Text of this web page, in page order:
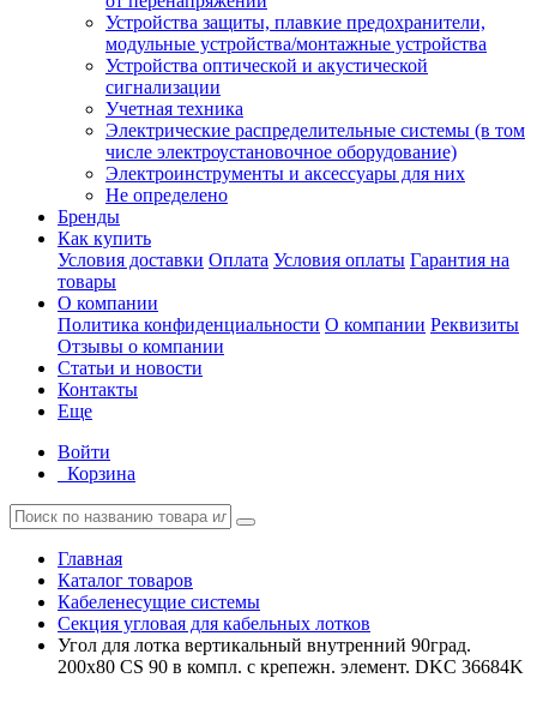
Устройства защиты, плавкие предохранители,
модульные устройства/монтажные устройства
Устройства оптической и акустической
сигнализации
Учетная техника
Электрические распределительные системы (в том
числе электроустановочное оборудование)
Электроинструменты и аксессуары для них
Не определено
Бренды
Как купить
Условия доставки Оплата Условия оплаты Гарантия на
товары
О компании
Политика конфиденциальности О компании Реквизиты
Отзывы о компании
Статьи и новости
Контакты
Еще
Войти
Корзина
Главная
Каталог товаров
Кабеленесущие системы
Секция угловая для кабельных лотков
Угол для лотка вертикальный внутренний 90град.
200х80 CS 90 в компл. с крепежн. элемент. DKC 36684K